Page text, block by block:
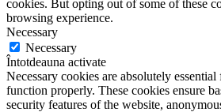
cookies. But opting out of some of these
browsing experience.
Necessary
Necessary
Întotdeauna activate
Necessary cookies are absolutely
function properly. These cookies ensure
security features of the website,